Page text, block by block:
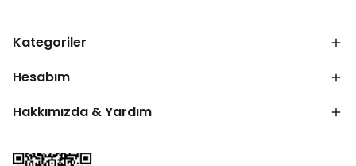
Kategoriler
Hesabım
Hakkımızda & Yardım